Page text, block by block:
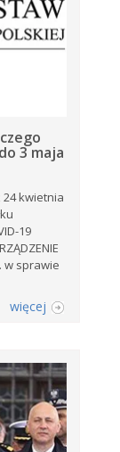
3 maja
kwietnia
19
w sprawie
więcej